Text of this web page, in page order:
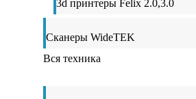
3d принтеры Felix 2.0,3.0
Сканеры WideTEK
Вся техника